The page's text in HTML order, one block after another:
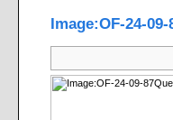
Image:OF-24-